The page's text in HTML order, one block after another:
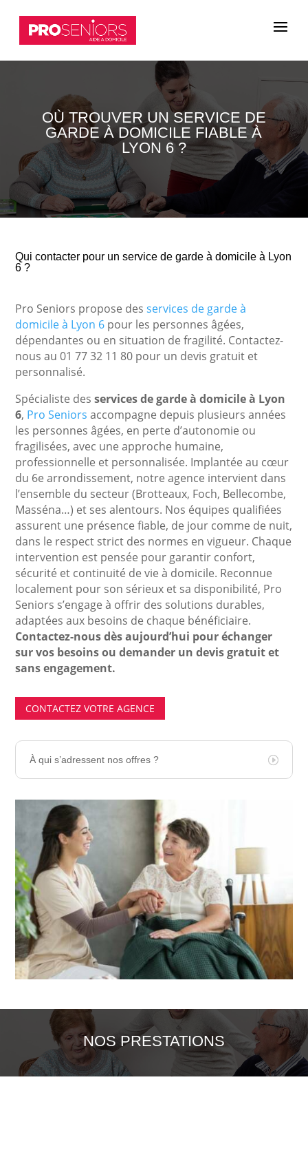
OÙ TROUVER UN SERVICE DE
GARDE À DOMICILE FIABLE À
LYON 6 ?
Qui contacter pour un service de garde à domicile à Lyon
6 ?
Pro Seniors propose desservices de garde à
domicile à Lyon 6 pour les personnes âgées,
dépendantes ou en situation de fragilité. Contactez-
nous au 01 77 32 11 80 pour un devis gratuit et
personnalisé.
Spécialiste desservices de garde à domicile à Lyon
6, Pro Seniors accompagne depuis plusieurs années
les personnes âgées, en perte d’autonomie ou
fragilisées, avec une approche humaine,
professionnelle et personnalisée. Implantée au cœur
du 6e arrondissement, notre agence intervient dans
l’ensemble du secteur (Brotteaux, Foch, Bellecombe,
Masséna…) et ses alentours. Nos équipes qualifiées
assurent une présence fiable, de jour comme de nuit,
dans le respect strict des normes en vigueur. Chaque
intervention est pensée pour garantir confort,
sécurité et continuité de vie à domicile. Reconnue
localement pour son sérieux et sa disponibilité, Pro
Seniors s’engage à offrir des solutions durables,
adaptées aux besoins de chaque bénéficiaire.
Contactez-nous dès aujourd’hui pour échanger
sur vos besoins ou demander un devis gratuit et
sans engagement.
CONTACTEZ VOTRE AGENCE
À qui s’adressent nos offres ?
NOS PRESTATIONS